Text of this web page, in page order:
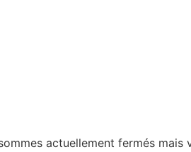
actuellement fermés mais